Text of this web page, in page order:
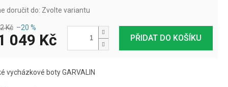
doručit do: Zvolte variantu
PŘIDAT DO KOŠÍKU
Kč –20 %
049 Kč
vycházkové boty GARVALIN